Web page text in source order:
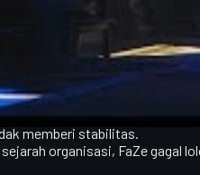
mapan di puncak. Mereka
menurun setelah kepergian
ranking.
memberi stabilitas.
organisasi, FaZe gagal